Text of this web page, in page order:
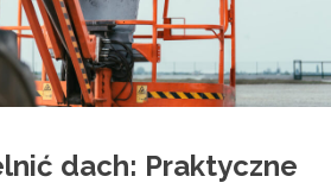
dach: Praktyczne